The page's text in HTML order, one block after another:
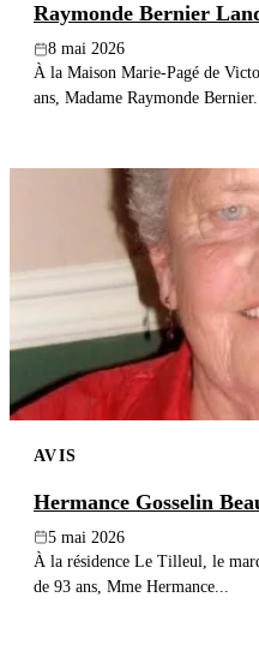
Raymonde Bernier
8 mai 2026
À la Maison Marie-Pagé de
ans, Madame Raymonde
AVIS
Hermance Gosselin
5 mai 2026
À la résidence Le Tilleul, le
de 93 ans, Mme Hermance...